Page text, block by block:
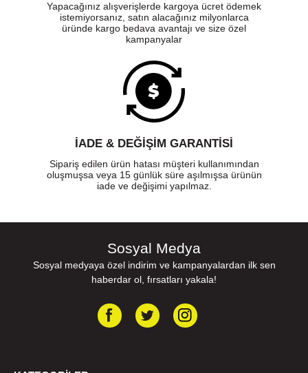
Yapacağınız alışverişlerde kargoya ücret ödemek
istemiyorsanız, satın alacağınız milyonlarca
üründe kargo bedava avantajı ve size özel
kampanyalar
İADE & DEĞİŞİM GARANTİSİ
Sipariş edilen ürün hatası müşteri kullanımından
oluşmuşsa veya 15 günlük süre aşılmışsa ürünün
iade ve değişimi yapılmaz.
Sosyal Medya
Sosyal medyaya özel indirim ve kampanyalardan ilk sen
haberdar ol, fırsatları yakala!